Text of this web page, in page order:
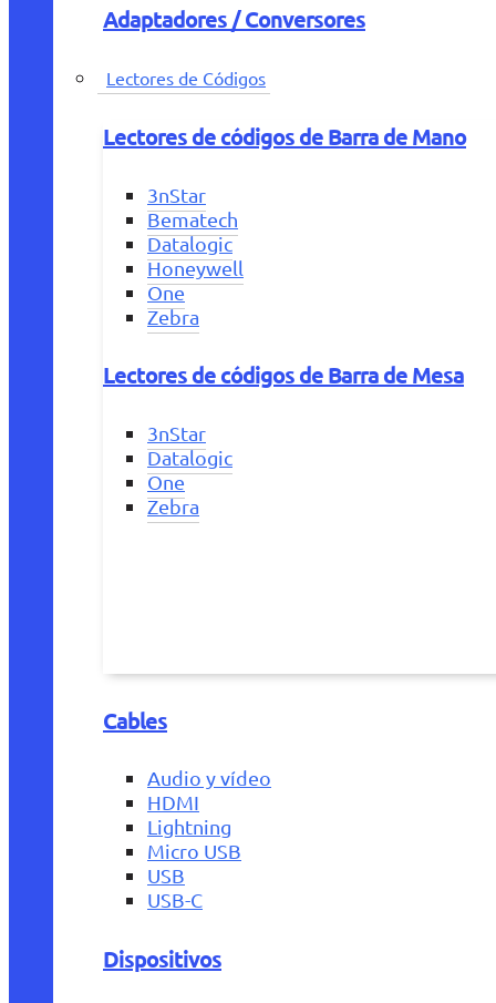
Adaptadores / Conversores
Lectores de Códigos
Lectores de códigos de Barra de Mano
3nStar
Bematech
Datalogic
Honeywell
One
Zebra
Lectores de códigos de Barra de Mesa
3nStar
Datalogic
One
Zebra
Cables
Audio y vídeo
HDMI
Lightning
Micro USB
USB
USB-C
Dispositivos